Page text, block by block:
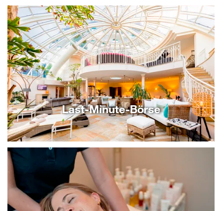
Last-Minute-Börse